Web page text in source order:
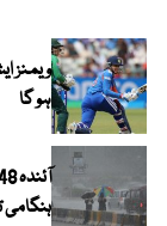
ہو گا
ہنگامی